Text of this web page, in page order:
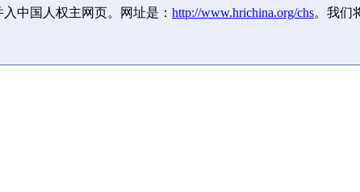
中国人权主网页。网址是： http://www.hrichina.org/chs。我们